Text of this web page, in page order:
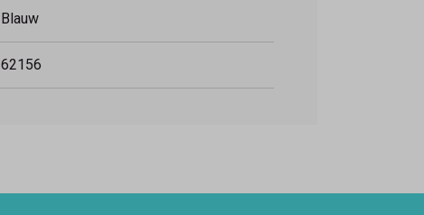
Blauw
62156